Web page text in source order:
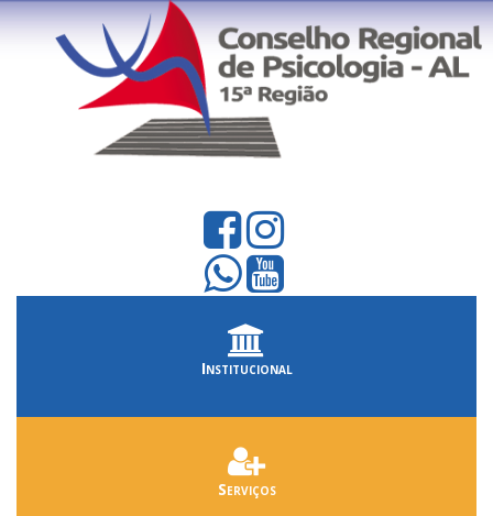
Institucional
Serviços